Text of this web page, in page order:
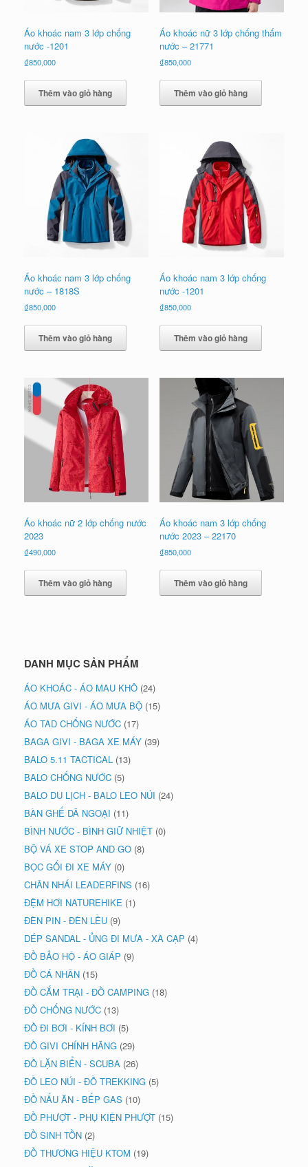
Áo khoác nam 3 lớp chống
nước -1201
₫850,000
Thêm vào giỏ hàng
Áo khoác nữ 3 lớp chống thấm
nước – 21771
₫850,000
Thêm vào giỏ hàng
Áo khoác nam 3 lớp chống
nước – 1818S
₫850,000
Thêm vào giỏ hàng
Áo khoác nam 3 lớp chống
nước -1201
₫850,000
Thêm vào giỏ hàng
Áo khoác nữ 2 lớp chống nước
2023
₫490,000
Thêm vào giỏ hàng
Áo khoác nam 3 lớp chống
nước 2023 – 22170
₫850,000
Thêm vào giỏ hàng
DANH MỤC SẢN PHẨM
ÁO KHOÁC - ÁO MAU KHÔ (24)
ÁO MƯA GIVI - ÁO MƯA BỘ (15)
ÁO TAD CHỐNG NƯỚC (17)
BAGA GIVI - BAGA XE MÁY (39)
BALO 5.11 TACTICAL (13)
BALO CHỐNG NƯỚC (5)
BALO DU LỊCH - BALO LEO NÚI (24)
BÀN GHẾ DÃ NGOẠI (11)
BÌNH NƯỚC - BÌNH GIỮ NHIỆT (0)
BỘ VÁ XE STOP AND GO (8)
BỌC GỐI ĐI XE MÁY (0)
CHÂN NHÁI LEADERFINS (16)
ĐỆM HƠI NATUREHIKE (1)
ĐÈN PIN - ĐÈN LỀU (9)
DÉP SANDAL - ỦNG ĐI MƯA - XÀ CẠP (4)
ĐỒ BẢO HỘ - ÁO GIÁP (9)
ĐỒ CÁ NHÂN (15)
ĐỒ CẮM TRẠI - ĐỒ CAMPING (18)
ĐỒ CHỐNG NƯỚC (13)
ĐỒ ĐI BƠI - KÍNH BƠI (5)
ĐỒ GIVI CHÍNH HÃNG (29)
ĐỒ LẶN BIỂN - SCUBA (26)
ĐỒ LEO NÚI - ĐỒ TREKKING (5)
ĐỒ NẤU ĂN - BẾP GAS (10)
ĐỒ PHƯỢT - PHỤ KIỆN PHƯỢT (15)
ĐỒ SINH TỒN (2)
ĐỒ THƯƠNG HIỆU KTOM (19)